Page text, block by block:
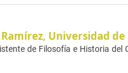
Universidad de
de Filosofía e Historia